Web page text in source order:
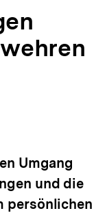
Umgang
und die
persönlichen